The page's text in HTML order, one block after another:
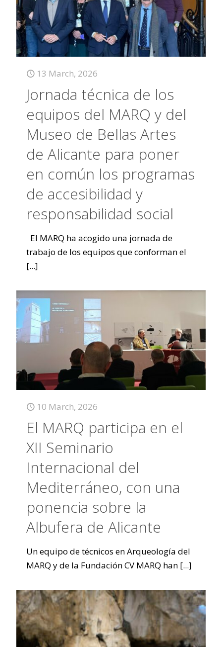
13 March, 2026
Jornada técnica de los
equipos del MARQ y del
Museo de Bellas Artes
de Alicante para poner
en común los programas
de accesibilidad y
responsabilidad social
El MARQ ha acogido una jornada de
trabajo de los equipos que conforman el
[...]
10 March, 2026
El MARQ participa en el
XII Seminario
Internacional del
Mediterráneo, con una
ponencia sobre la
Albufera de Alicante
Un equipo de técnicos en Arqueología del
MARQ y de la Fundación CV MARQ han [...]